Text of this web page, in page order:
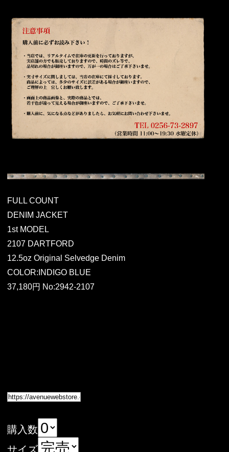
FULL COUNT
DENIM JACKET
1st MODEL
2107 DARTFORD
12.5oz Original Selvedge Denim
COLOR:INDIGO BLUE
37,180円 No:2942-2107
購入数
サイズ